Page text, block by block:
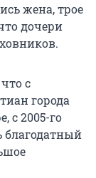
жена, трое
дочери
с
города
с 2005-го